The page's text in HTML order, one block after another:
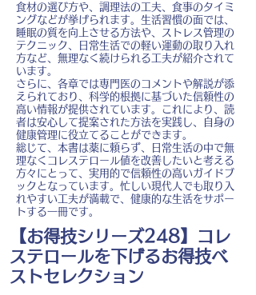
食材の選び方や、調理法の工夫、食事のタイミ
ングなどが挙げられます。生活習慣の面では、
睡眠の質を向上させる方法や、ストレス管理の
テクニック、日常生活での軽い運動の取り入れ
方など、無理なく続けられる工夫が紹介されて
います。
さらに、各章では専門医のコメントや解説が添
えられており、科学的根拠に基づいた信頼性の
高い情報が提供されています。これにより、読
者は安心して提案された方法を実践し、自身の
健康管理に役立てることができます。
総じて、本書は薬に頼らず、日常生活の中で無
理なくコレステロール値を改善したいと考える
方々にとって、実用的で信頼性の高いガイドブ
ックとなっています。忙しい現代人でも取り入
れやすい工夫が満載で、健康的な生活をサポー
トする一冊です。
【お得技シリーズ248】コレ
ステロールを下げるお得技ベ
ストセレクション